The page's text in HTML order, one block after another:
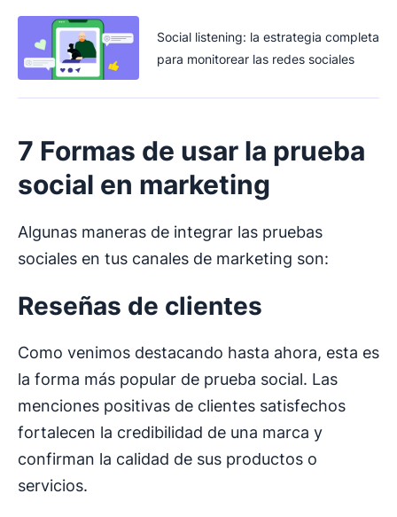
Social listening: la estrategia completa
para monitorear las redes sociales
7 Formas de usar la prueba
social en marketing
Algunas maneras de integrar las pruebas
sociales en tus canales de marketing son:
Reseñas de clientes
Como venimos destacando hasta ahora, esta es
la forma más popular de prueba social. Las
menciones positivas de clientes satisfechos
fortalecen la credibilidad de una marca y
confirman la calidad de sus productos o
servicios.